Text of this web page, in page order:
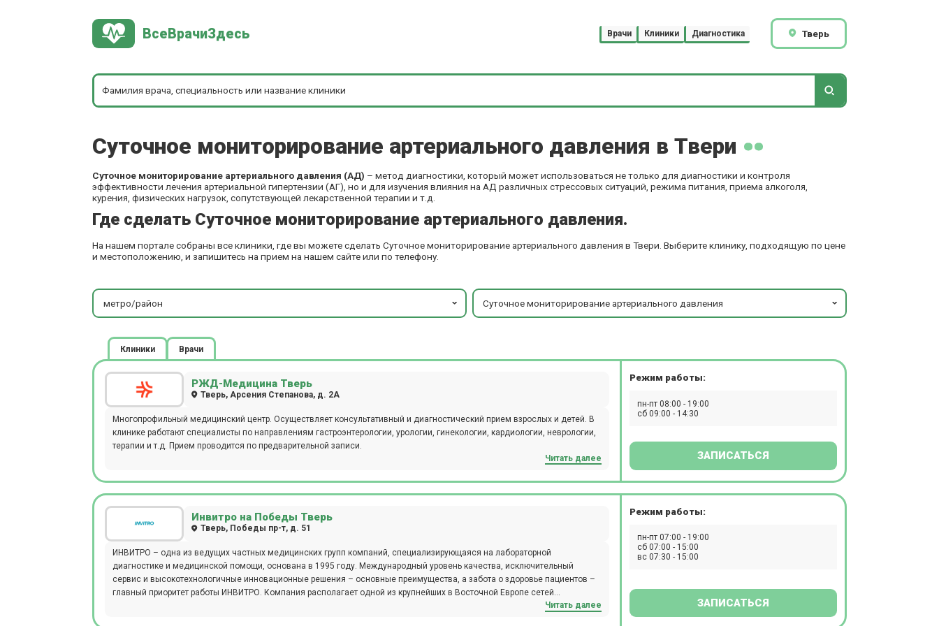
ВсеВрачиЗдесь Врачи Клиники Диагностика Тверь
Суточное мониторирование артериального давления в Твери
Суточное мониторирование артериального давления (АД) – метод диагностики, который может использоваться не только для диагностики и контроля
эффективности лечения артериальной гипертензии (АГ), но и для изучения влияния на АД различных стрессовых ситуаций, режима питания, приема алкоголя,
курения, физических нагрузок, сопутствующей лекарственной терапии и т.д.
Где сделать Суточное мониторирование артериального давления.
На нашем портале собраны все клиники, где вы можете сделать Суточное мониторирование артериального давления в Твери. Выберите клинику, подходящую по цене
и местоположению, и запишитесь на прием на нашем сайте или по телефону.
метро/район Суточное мониторирование артериального давления
Клиники Врачи
РЖД-Медицина Тверь
Тверь, Арсения Степанова, д. 2А
Многопрофильный медицинский центр. Осуществляет консультативный и диагностический прием взрослых и детей. В
клинике работают специалисты по направлениям гастроэнтерологии, урологии, гинекологии, кардиологии, неврологии,
терапии и т.д. Прием проводится по предварительной записи.
Читать далее
Режим работы:
пн-пт 08:00 - 19:00
сб 09:00 - 14:30
ЗАПИСАТЬСЯ
Инвитро на Победы Тверь
Тверь, Победы пр-т, д. 51
ИНВИТРО – одна из ведущих частных медицинских групп компаний, специализирующаяся на лабораторной
диагностике и медицинской помощи, основана в 1995 году. Международный уровень качества, исключительный
сервис и высокотехнологичные инновационные решения – основные преимущества, а забота о здоровье пациентов –
главный приоритет работы ИНВИТРО. Компания располагает одной из крупнейших в Восточной Европе сетей
медицинских офисов (более 1 800) в 5 странах и 7-ю самыми современными лабораторными комплексами, которые
Читать далее
Режим работы:
пн-пт 07:00 - 19:00
сб 07:00 - 15:00
вс 07:30 - 15:00
ЗАПИСАТЬСЯ